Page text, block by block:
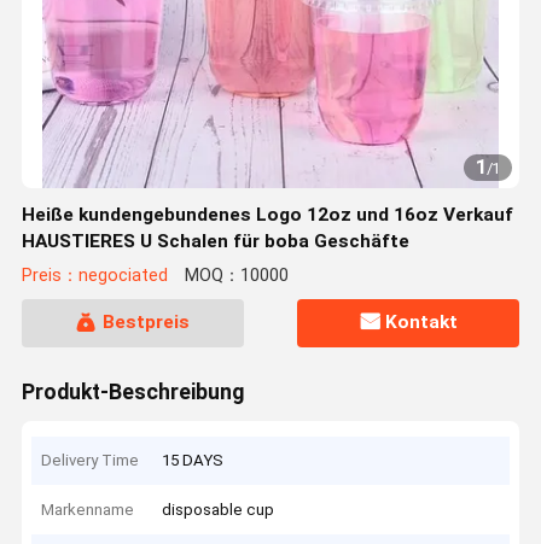
1/1
Heiße kundengebundenes Logo 12oz und 16oz Verkauf
HAUSTIERES U Schalen für boba Geschäfte
Preis：negociated MOQ：10000
Bestpreis Kontakt
Produkt-Beschreibung
Delivery Time 15 DAYS
Markenname disposable cup